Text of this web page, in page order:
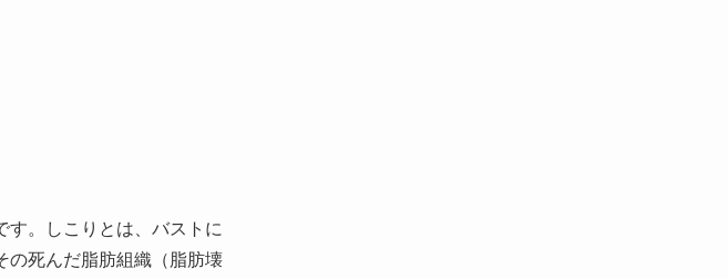
す。しこりとは、バストに
の死んだ脂肪組織（脂肪壊